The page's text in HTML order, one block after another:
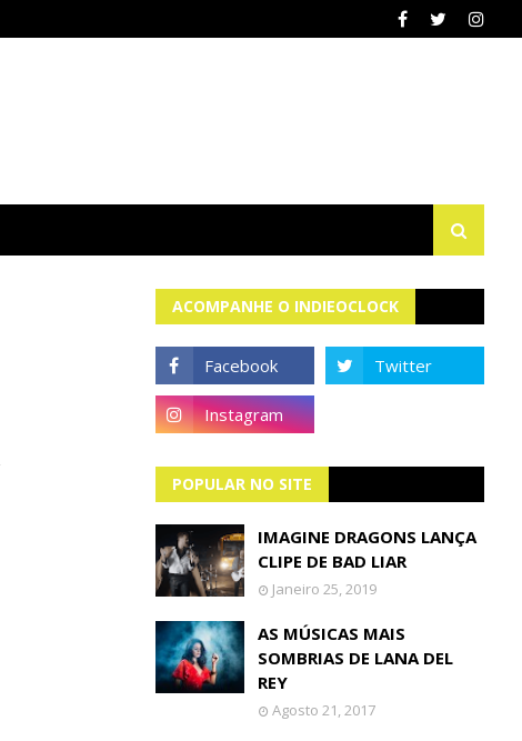
ACOMPANHE O INDIEOCLOCK
POPULAR NO SITE
IMAGINE DRAGONS LANÇA
CLIPE DE BAD LIAR
Janeiro 25, 2019
AS MÚSICAS MAIS
SOMBRIAS DE LANA DEL
REY
Agosto 21, 2017